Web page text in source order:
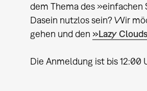
dem Thema des »einfachen
Dasein nutzlos sein? Wir
gehen und den »Lazy
Die Anmeldung ist bis 12:00